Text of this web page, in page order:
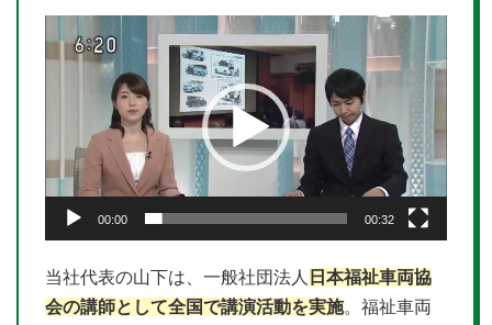
画
ー
00:00 00:32
当社代表の山下は、一般社団法人 日本福祉車両協
会の講師として全国で講演活動を実施。福祉車両